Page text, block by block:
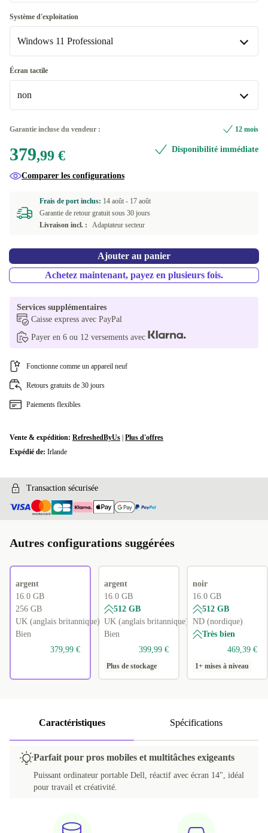
2000 GB
FR (français)
ND (nordique)
NL (néerlandais)
Optimale
Disponible dans d'autres variantes
Neuve
Système d'exploitation
Windows 11 Professional
Windows 11 Professional
Disponible dans d'autres variantes
Windows 11 Home
Écran tactile
non
Garantie incluse du vendeur : 12 mois
379,99 € Disponibilité immédiate
Comparer les configurations
Frais de port inclus: 14 août - 17 août
Garantie de retour gratuit sous 30 jours
Livraison incl. :
Adaptateur secteur
Ajouter au panier
Achetez maintenant, payez en plusieurs fois.
Services supplémentaires
Caisse express avec PayPal
Payer en 6 ou 12 versements avec
Fonctionne comme un appareil neuf
Retours gratuits de 30 jours
Paiements flexibles
Vente & expédition: RefreshedByUs Plus d'offres
Expédié de: Irlande
Transaction sécurisée
Autres configurations suggérées
argent
16.0 GB
256 GB
UK (anglais britannique)
Bien
379,99 €
argent
16.0 GB
512 GB
UK (anglais britannique)
Bien
399,99 €
Plus de stockage
noir
16.0 GB
512 GB
ND (nordique)
Très bien
469,39 €
1+ mises à niveau
Caractéristiques Spécifications
Parfait pour pros mobiles et multitâches exigeants
Puissant ordinateur portable Dell, réactif avec écran 14", idéal
pour travail et créativité.